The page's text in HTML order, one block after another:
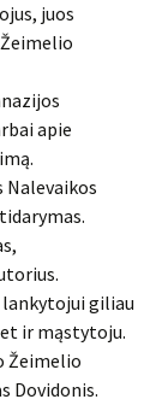
juos
apie
Nalevaikos
lankytojui giliau
ir mąstytoju.
Žeimelio
Dovidonis.